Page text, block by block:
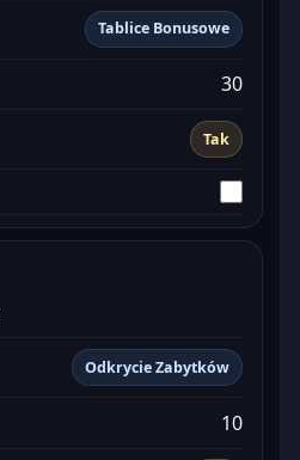
Tablice Bonusowe
Tak
30
Odkrycie Zabytków
10